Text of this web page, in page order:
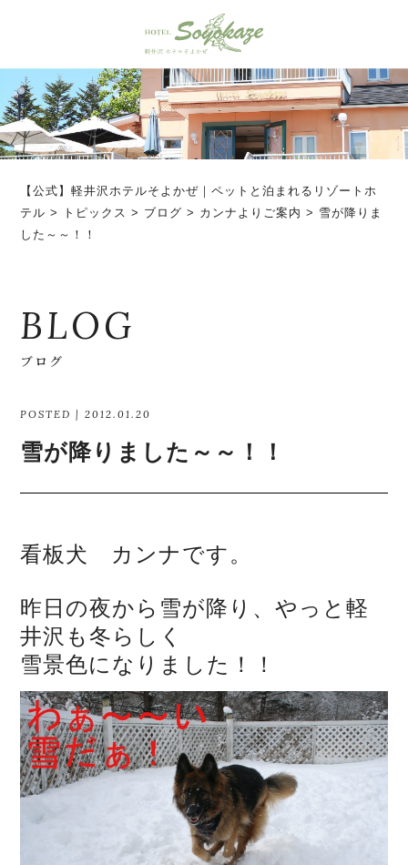
【公式】軽井沢ホテルそよかぜ｜ペットと泊まれるリゾートホ
テル > トピックス > ブログ > カンナよりご案内 > 雪が降りま
した～～！！
BLOG
ブログ
POSTED | 2012.01.20
雪が降りました～～！！
看板犬 カンナです。
昨日の夜から雪が降り、やっと軽
井沢も冬らしく
雪景色になりました！！